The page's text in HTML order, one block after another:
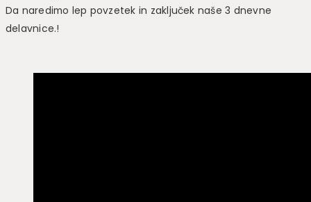
Da naredimo lep povzetek in zaključek naše 3 dnevne
delavnice.!